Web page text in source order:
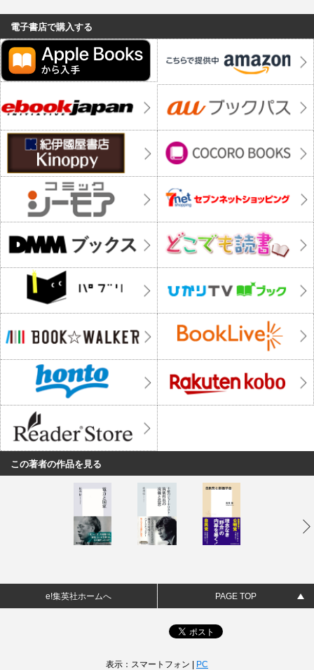
電子書店で購入する
この著者の作品を見る
e!集英社ホームへ PAGE TOP
表示：スマートフォン | PC